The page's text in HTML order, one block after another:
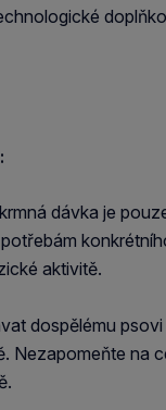
dávka je
aktivitě.
dospělému
Nezapomeňte na